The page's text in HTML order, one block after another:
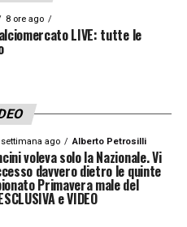
8 ore ago
LIVE: tutte le
ago Alberto Petrosilli
voleva solo la Nazionale. Vi
davvero dietro le quinte
Primavera male del
e VIDEO